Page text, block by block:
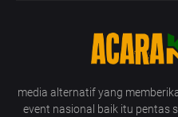
media alternatif yang
event nasional baik itu pentas